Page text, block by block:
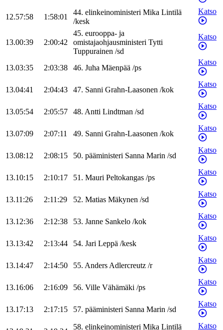
12.57:58 1:58:01
44. elinkeinoministeri Mika Lintilä
/kesk
Katso
13.00:39 2:00:42
45. eurooppa- ja
omistajaohjausministeri Tytti
Tuppurainen /sd
Katso
13.03:35 2:03:38 46. Juha Mäenpää /ps
Katso
13.04:41 2:04:43 47. Sanni Grahn-Laasonen /kok
Katso
13.05:54 2:05:57 48. Antti Lindtman /sd
Katso
13.07:09 2:07:11 49. Sanni Grahn-Laasonen /kok
Katso
13.08:12 2:08:15 50. pääministeri Sanna Marin /sd
Katso
13.10:15 2:10:17 51. Mauri Peltokangas /ps
Katso
13.11:26 2:11:29 52. Matias Mäkynen /sd
Katso
13.12:36 2:12:38 53. Janne Sankelo /kok
Katso
13.13:42 2:13:44 54. Jari Leppä /kesk
Katso
13.14:47 2:14:50 55. AndersAdlercreutz /r
Katso
13.16:06 2:16:09 56. Ville Vähämäki /ps
Katso
13.17:13 2:17:15 57. pääministeri Sanna Marin /sd
Katso
58. elinkeinoministeri Mika Lintilä Katso